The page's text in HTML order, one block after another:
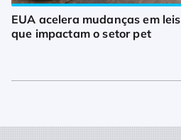
EUA acelera mudanças em leis
que impactam o setor pet